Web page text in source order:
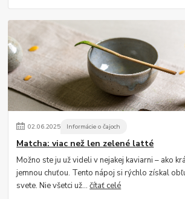
02.06.2025 Informácie o čajoch
Matcha: viac než len zelené latté
Možno ste ju už videli v nejakej kaviarni – ako
jemnou chuťou. Tento nápoj si rýchlo získal
svete. Nie všetci už...čítať celé